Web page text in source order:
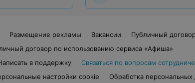
Размещение рекламы Вакансии
Публичный
договор по использованию сервиса «Афиша»
в поддержку
Связаться по вопросам
настройки cookie Обработка персональных